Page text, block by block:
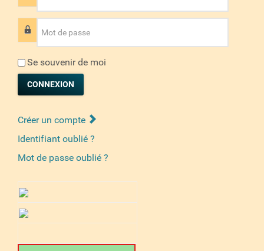
Mot de passe
Se souvenir de moi
CONNEXION
Créer un compte
Identifiant oublié ?
Mot de passe oublié ?